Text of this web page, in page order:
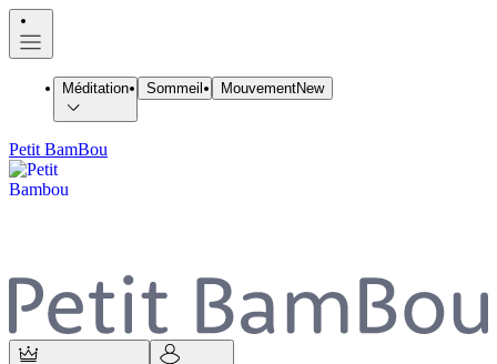
Méditation Sommeil MouvementNew
Petit BamBou